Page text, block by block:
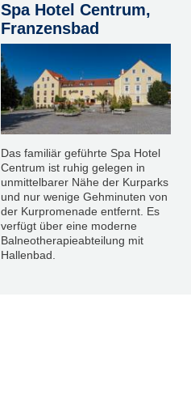
Spa Hotel Centrum,
Franzensbad
Das familiär geführte Spa Hotel
Centrum ist ruhig gelegen in
unmittelbarer Nähe der Kurparks
und nur wenige Gehminuten von
der Kurpromenade entfernt. Es
verfügt über eine moderne
Balneotherapieabteilung mit
Hallenbad.